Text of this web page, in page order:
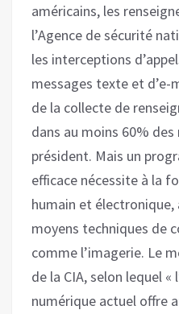
américains, les
l’Agence de sécurité
les interceptions
messages texte et
de la collecte de
dans au moins 60%
président. Mais un
efficace nécessite à la
humain et électronique,
moyens techniques de
comme l’imagerie. Le
de la CIA, selon lequel «
numérique actuel offre